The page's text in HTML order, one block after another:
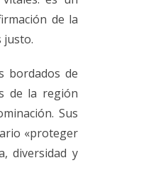
de la
justo.
bordados de
de la región
Sus
«proteger
diversidad y